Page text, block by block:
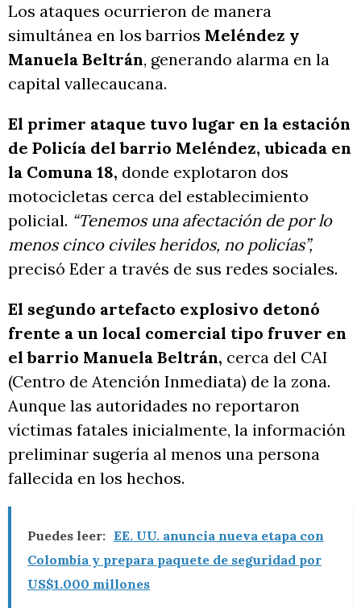
Los ataques ocurrieron de manera
simultánea en los barrios Meléndez y
Manuela Beltrán, generando alarma en la
capital vallecaucana.
El primer ataque tuvo lugar en la estación
de Policía del barrio Meléndez, ubicada en
la Comuna 18, donde explotaron dos
motocicletas cerca del establecimiento
policial. “Tenemos una afectación de por lo
menos cinco civiles heridos, no policías”,
precisó Eder a través de sus redes sociales.
El segundo artefacto explosivo detonó
frente a un local comercial tipo fruver en
el barrio Manuela Beltrán, cerca del CAI
(Centro de Atención Inmediata) de la zona.
Aunque las autoridades no reportaron
víctimas fatales inicialmente, la información
preliminar sugería al menos una persona
fallecida en los hechos.
Puedes leer: EE. UU. anuncia nueva etapa con
Colombia y prepara paquete de seguridad por
US$1.000 millones